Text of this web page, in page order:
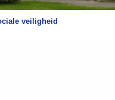
veiligheid